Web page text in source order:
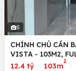
5
CHÍNH CHỦ CẦN
VISTA - 103M2,
12.4 tỷ · 103m
2
·